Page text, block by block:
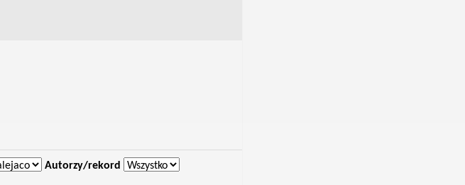
Autorzy/rekord